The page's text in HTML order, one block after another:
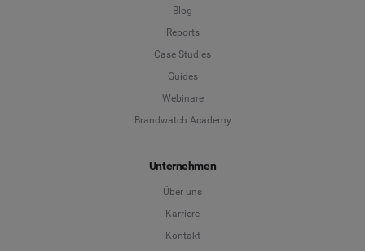
Blog
Reports
Case Studies
Guides
Webinare
Brandwatch Academy
Unternehmen
Über uns
Karriere
Kontakt